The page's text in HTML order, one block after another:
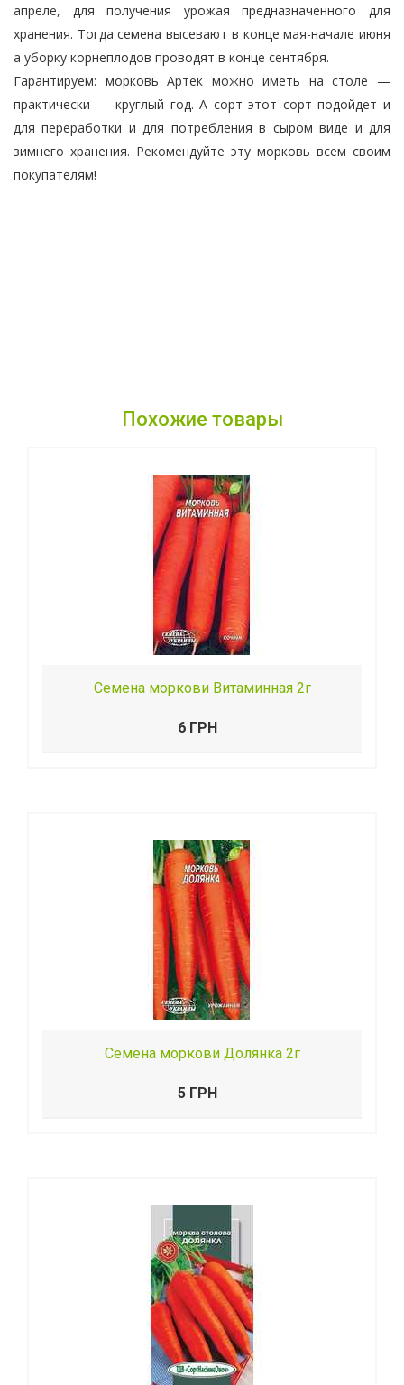
апреле, для получения урожая предназначенного для
хранения. Тогда семена высевают в конце мая-начале июня
а уборку корнеплодов проводят в конце сентября.
Гарантируем: морковь Артек можно иметь на столе —
практически — круглый год. А сорт этот сорт подойдет и
для переработки и для потребления в сыром виде и для
зимнего хранения. Рекомендуйте эту морковь всем своим
покупателям!
Похожие товары
Семена моркови Витаминная 2г
6 ГРН
Семена моркови Долянка 2г
5 ГРН